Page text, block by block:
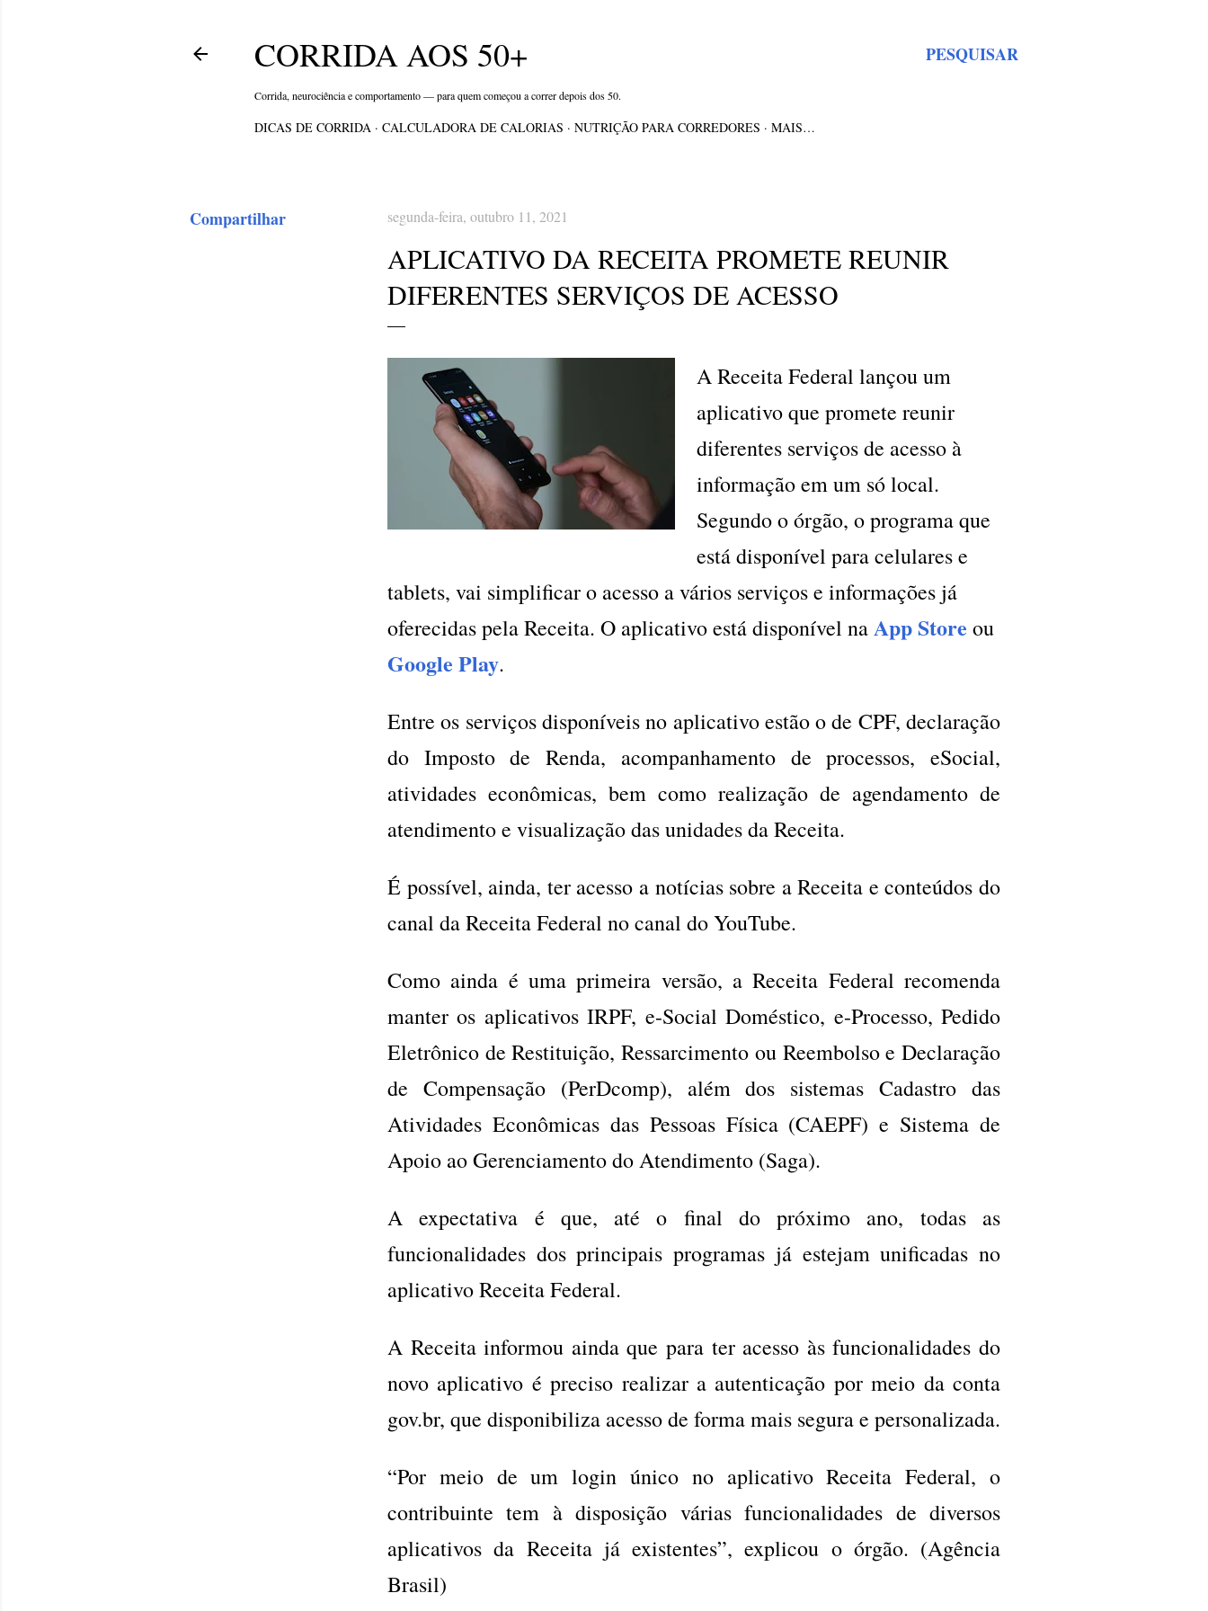
PESQUISAR
CORRIDA AOS 50+
Corrida, neurociência e comportamento — para quem começou a correr depois dos 50.
DICAS DE CORRIDA CALCULADORA DE CALORIAS NUTRIÇÃO PARA CORREDORES MAIS…
Compartilhar segunda-feira, outubro 11, 2021
APLICATIVO DA RECEITA PROMETE REUNIR
DIFERENTES SERVIÇOS DE ACESSO
A Receita Federal lançou um
aplicativo que promete reunir
diferentes serviços de acesso à
informação em um só local.
Segundo o órgão, o programa que
está disponível para celulares e
tablets, vai simplificar o acesso a vários serviços e informações já
oferecidas pela Receita. O aplicativo está disponível naApp Store ou
Google Play.
Entre os serviços disponíveis no aplicativo estão o de CPF, declaração
do Imposto de Renda, acompanhamento de processos, eSocial,
atividades econômicas, bem como realização de agendamento de
atendimento e visualização das unidades da Receita.
É possível, ainda, ter acesso a notícias sobre a Receita e conteúdos do
canal da Receita Federal no canal do YouTube.
Como ainda é uma primeira versão, a Receita Federal recomenda
manter os aplicativos IRPF, e-Social Doméstico, e-Processo, Pedido
Eletrônico de Restituição, Ressarcimento ou Reembolso e Declaração
de Compensação (PerDcomp), além dos sistemas Cadastro das
Atividades Econômicas das Pessoas Física (CAEPF) e Sistema de
Apoio ao Gerenciamento do Atendimento (Saga).
A expectativa é que, até o final do próximo ano, todas as
funcionalidades dos principais programas já estejam unificadas no
aplicativo Receita Federal.
A Receita informou ainda que para ter acesso às funcionalidades do
novo aplicativo é preciso realizar a autenticação por meio da conta
gov.br, que disponibiliza acesso de forma mais segura e personalizada.
“Por meio de um login único no aplicativo Receita Federal, o
contribuinte tem à disposição várias funcionalidades de diversos
aplicativos da Receita já existentes”, explicou o órgão. (Agência
Brasil)